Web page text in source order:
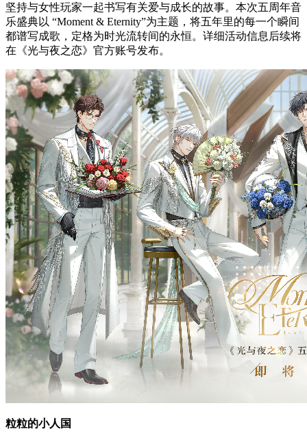
坚持与女性玩家一起书写有关爱与成长的故事。本次五周年音
乐盛典以 “Moment & Eternity”为主题，将五年里的每一个瞬间
都谱写成歌，定格为时光流转间的永恒。详细活动信息后续将
在《光与夜之恋》官方账号发布。
粒粒的小人国